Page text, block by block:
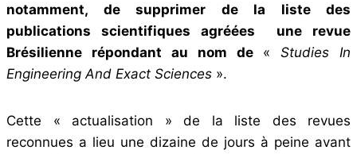
notamment, de supprimer de la liste des
publications scientifiques agréées une revue
Brésilienne répondant au nom de « Studies In
Engineering And Exact Sciences ».
Cette « actualisation » de la liste des revues
reconnues a lieu une dizaine de jours à peine avant